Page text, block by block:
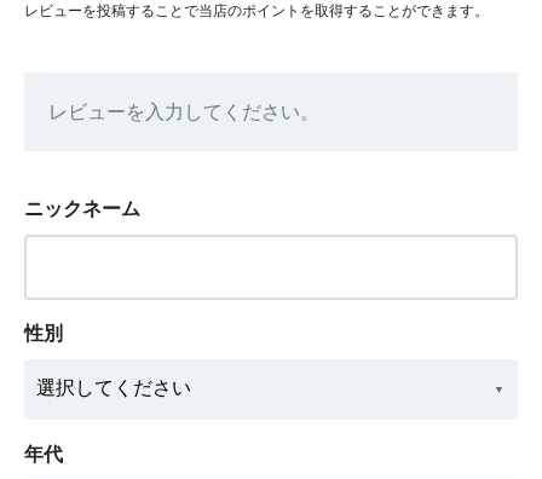
レビューを投稿することで当店のポイントを取得することができます。
レビューを入力してください。
ニックネーム
性別
年代